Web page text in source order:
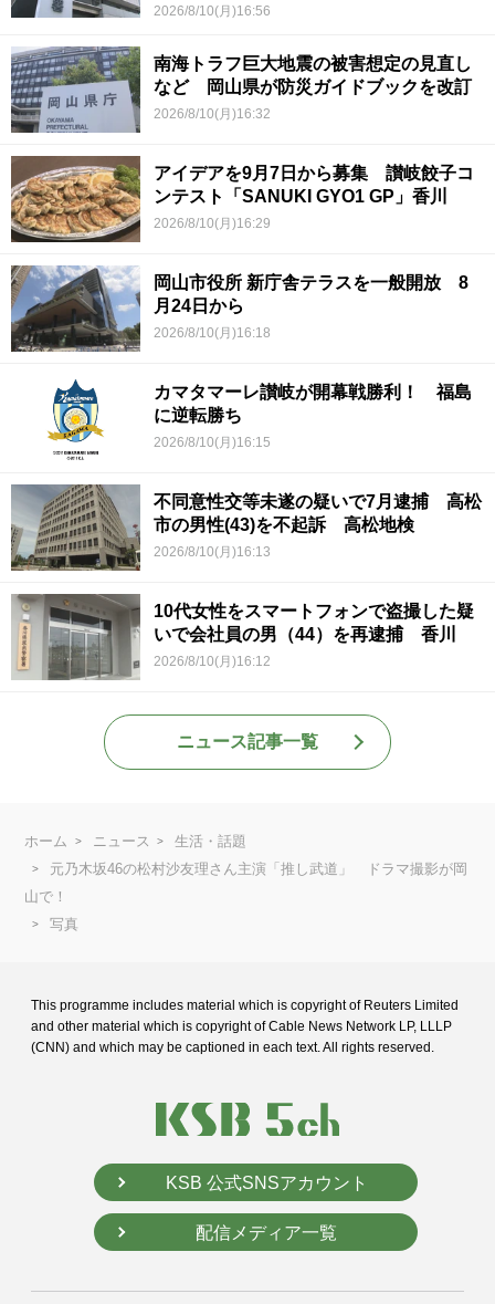
2026/8/10(月)16:56
南海トラフ巨大地震の被害想定の見直し
など 岡山県が防災ガイドブックを改訂
2026/8/10(月)16:32
アイデアを9月7日から募集 讃岐餃子コ
ンテスト「SANUKI GYO1 GP」香川
2026/8/10(月)16:29
岡山市役所 新庁舎テラスを一般開放 8
月24日から
2026/8/10(月)16:18
カマタマーレ讃岐が開幕戦勝利！ 福島
に逆転勝ち
2026/8/10(月)16:15
不同意性交等未遂の疑いで7月逮捕 高松
市の男性(43)を不起訴 高松地検
2026/8/10(月)16:13
10代女性をスマートフォンで盗撮した疑
いで会社員の男（44）を再逮捕 香川
2026/8/10(月)16:12
ニュース記事一覧
ホーム ニュース
生活・話題
元乃木坂46の松村沙友理さん主演「推し武道」 ドラマ撮影が岡
山で！
写真
This programme includes material which is copyright of Reuters Limited
and other material which is copyright of Cable News Network LP, LLLP
(CNN) and which may be captioned in each text. All rights reserved.
KSB 公式SNSアカウント
配信メディア一覧